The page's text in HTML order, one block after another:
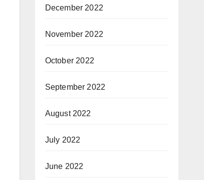
December 2022
November 2022
October 2022
September 2022
August 2022
July 2022
June 2022